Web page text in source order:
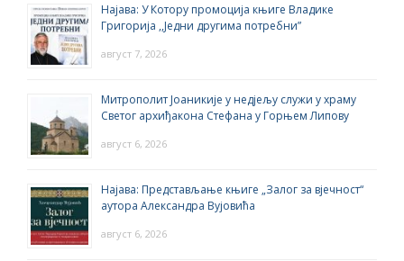
Најава: У Котору промоција књиге Владике
Григорија ,,Једни другима потребни”
август 7, 2026
Митрополит Јоаникије у недјељу служи у храму
Светог архиђакона Стефана у Горњем Липову
август 6, 2026
Најава: Представљање књиге „Залог за вјечност“
аутора Александра Вујовића
август 6, 2026